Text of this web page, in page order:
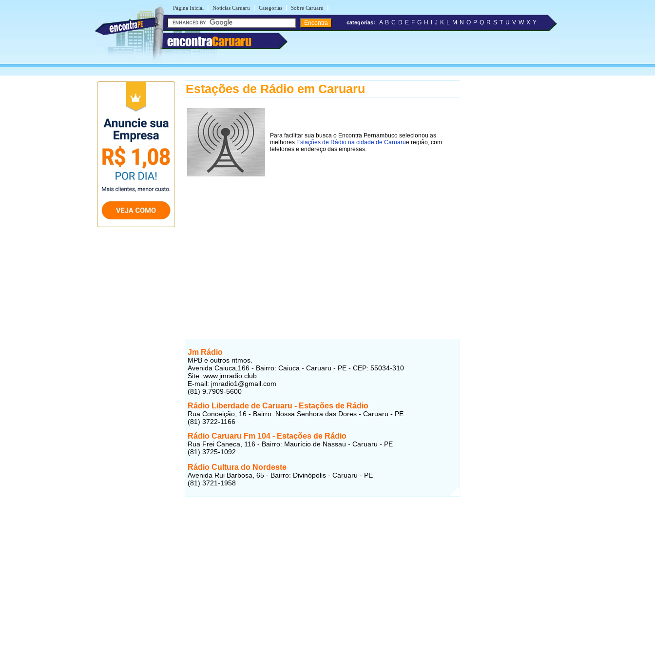
Página Inicial | Notícias Caruaru | Categorias | Sobre Caruaru |
encontraCaruaru
categorias: A B C D E F G H J K L M N O P Q R S T U V W X Y
Estações de Rádio em Caruaru
Para facilitar sua busca o Encontra Pernambuco selecionou as
melhores Estações de Rádio na cidade de Caruarue região, com
telefones e endereço das empresas.
Jm Rádio
MPB e outros ritmos.
Avenida Caiuca,166 - Bairro: Caiuca - Caruaru - PE - CEP: 55034-310
Site: www.jmradio.club
E-mail: jmradio1@gmail.com
(81) 9.7909-5600
Rádio Liberdade de Caruaru - Estações de Rádio
Rua Conceição, 16 - Bairro: Nossa Senhora das Dores - Caruaru - PE
(81) 3722-1166
Rádio Caruaru Fm 104 - Estações de Rádio
Rua Frei Caneca, 116 - Bairro: Maurício de Nassau - Caruaru - PE
(81) 3725-1092
Rádio Cultura do Nordeste
Avenida Rui Barbosa, 65 - Bairro: Divinópolis - Caruaru - PE
(81) 3721-1958